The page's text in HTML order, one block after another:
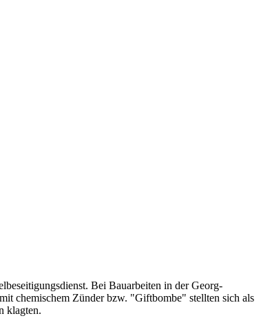
Bei Bauarbeiten in der Georg-
chemischem Zünder bzw. "Giftbombe" stellten sich als
klagten.